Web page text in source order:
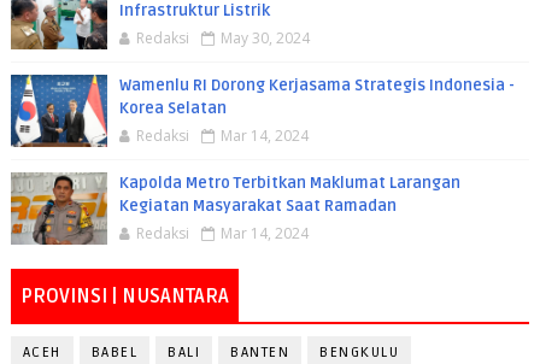
Infrastruktur Listrik
Redaksi May 30, 2024
Wamenlu RI Dorong Kerjasama Strategis Indonesia -
Korea Selatan
Redaksi Mar 14, 2024
Kapolda Metro Terbitkan Maklumat Larangan
Kegiatan Masyarakat Saat Ramadan
Redaksi Mar 14, 2024
PROVINSI | NUSANTARA
ACEH BABEL BALI BANTEN BENGKULU